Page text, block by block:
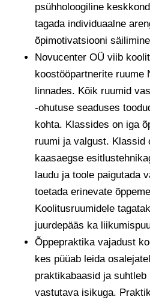
psühholoogiline
tagada individuaalne
õpimotivatsiooni
Novucenter OÜ viib
koostööpartnerite ruume
linnades. Kõik ruumid
-ohutuse seaduses
kohta. Klassides on iga
ruumi ja valgust. Klassid
kaasaegse
laudu ja toole paigutada
toetada erinevate
Koolitusruumidele
juurdepääs ka
Õppepraktika vajadust
kes püüab leida
praktikabaasid ja
vastutava isikuga.